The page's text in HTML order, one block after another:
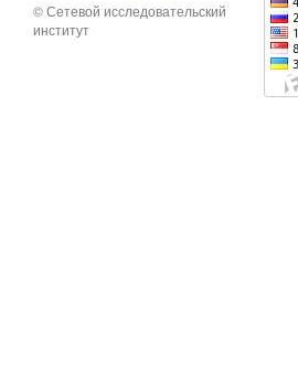
© Сетевой исследовательский
институт